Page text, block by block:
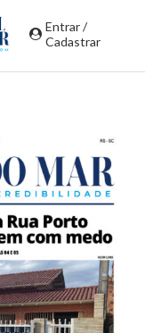
Entrar /
Cadastrar